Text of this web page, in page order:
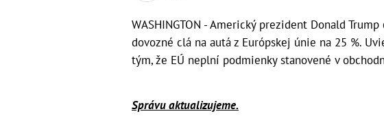
WASHINGTON - Americký prezident Donald
dovozné clá na autá z Európskej únie na 25 %.
tým, že EÚ neplní podmienky stanovené v
Správu aktualizujeme.